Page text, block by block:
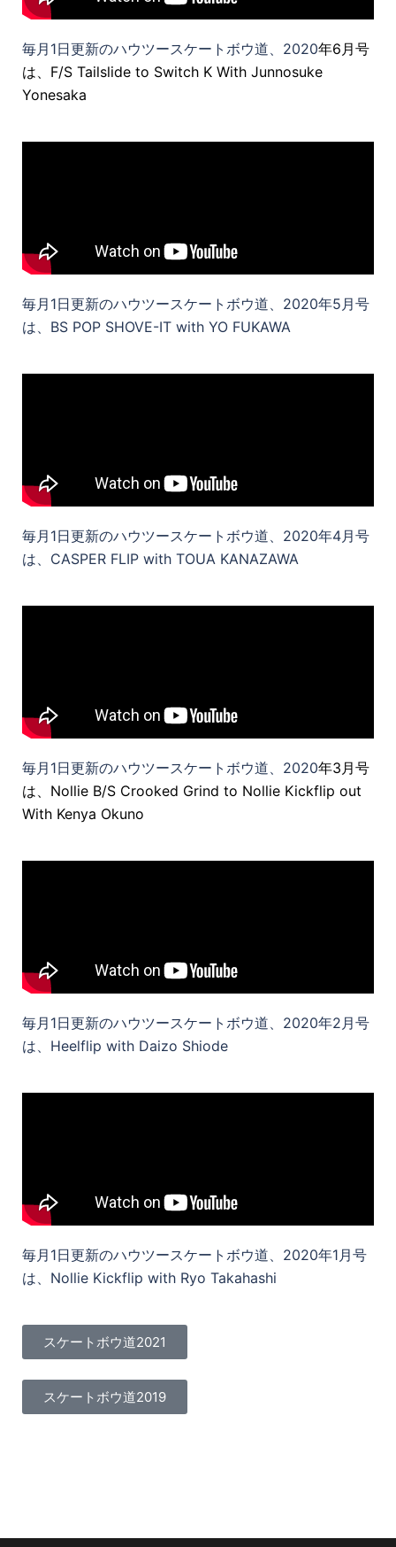
毎月1日更新のハウツースケートボウ道、2020年6月号
は、F/S Tailslide to Switch K With Junnosuke
Yonesaka
毎月1日更新のハウツースケートボウ道、2020年5月号
は、BS POP SHOVE-IT with YO FUKAWA
毎月1日更新のハウツースケートボウ道、2020年4月号
は、CASPER FLIP with TOUA KANAZAWA
毎月1日更新のハウツースケートボウ道、2020年3月号
は、Nollie B/S Crooked Grind to Nollie Kickflip out
With Kenya Okuno
毎月1日更新のハウツースケートボウ道、2020年2月号
は、Heelflip with Daizo Shiode
毎月1日更新のハウツースケートボウ道、2020年1月号
は、Nollie Kickflip with Ryo Takahashi
スケートボウ道2021
スケートボウ道2019